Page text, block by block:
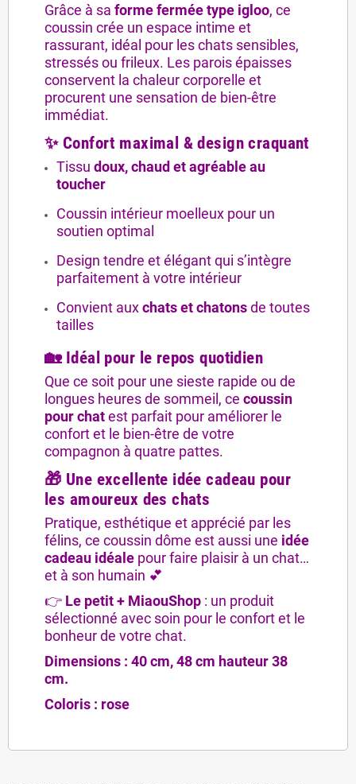
Grâce à sa forme fermée type igloo, ce
coussin crée un espace intime et
rassurant, idéal pour les chats sensibles,
stressés ou frileux. Les parois épaisses
conservent la chaleur corporelle et
procurent une sensation de bien-être
immédiat.
✨ Confort maximal & design craquant
Tissu doux, chaud et agréable au
toucher
Coussin intérieur moelleux pour un
soutien optimal
Design tendre et élégant qui s’intègre
parfaitement à votre intérieur
Convient auxchats et chatonsde toutes
tailles
🏡 Idéal pour le repos quotidien
Que ce soit pour une sieste rapide ou de
longues heures de sommeil, ce coussin
pour chatest parfait pour améliorer le
confort et le bien-être de votre
compagnon à quatre pattes.
🎁 Une excellente idée cadeau pour
les amoureux des chats
Pratique, esthétique et apprécié par les
félins, ce coussin dôme est aussi une idée
cadeau idéale pour faire plaisir à un chat…
et à son humain 💕
👉 Le petit + MiaouShop : un produit
sélectionné avec soin pour le confort et le
bonheur de votre chat.
Dimensions : 40 cm, 48 cm hauteur 38
cm.
Coloris : rose